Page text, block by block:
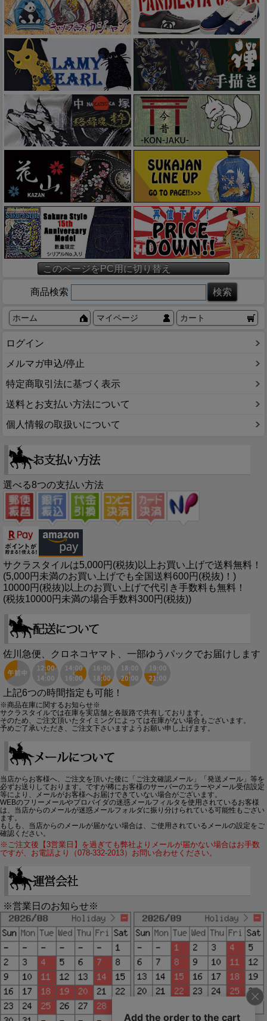
このページをPC用に切り替え
商品検索
ホーム マイページ カート
ログイン
メルマガ申込/停止
特定商取引法に基づく表示
送料とお支払い方法について
個人情報の取扱いについて
選べる8つの支払い方法
サクラスタイルは5,000円(税抜)以上お買い上げで送料無料！
(5,000円未満のお買い上げでも全国送料600円(税抜)！)
10000円(税抜)以上のお買い上げで代引き手数料も無料！
(税抜10000円未満の場合手数料300円(税抜))
佐川急便、クロネコヤマト、一部ゆうパックでお届けします
上記6つの時間指定も可能！
※商品在庫に関するお知らせ※
サクラスタイルでは在庫を実店舗と各販路で共有しております。
そのため、ご注文頂いたタイミングによっては在庫がない場合もございます。
予めご了承いただき、ご注文下さいますようお願い申し上げます。
当店からお客様へ、ご注文を頂いた後に「ご注文確認メール」「発送メール」等を
必ずお送りしております。ですが稀にお客様のサーバーのエラーやメール受信設定
等により、メールがお客様へお届けできていない場合がございます。
WEBのフリーメールやプロバイダの迷惑メールフィルタを使用されているお客様
は、当店からのメールが迷惑メールフォルダに振り分けられている可能性もござい
ます。
もしも、当店からのメールが届かない場合は、ご使用されているメールの設定をご
確認ください。
※ご注文後【3営業日】を過ぎても弊社よりメールが届かない場合はお手数
ですが、お電話より（078-332-2013）お問い合わせください。
※営業日のお知らせ※